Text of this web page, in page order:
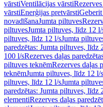
vārstiVentilācijas vārsti
vārstiEnerģijas pretvārsti
novadīšanaJumta piltuves
piltuvesJumta piltuves, līdz 12 l/
piltuves, līdz 12 l/sJumta
paredzētas: Jumta piltuves, līdz
100 l/sRezerves daļas
piltuves teknēmRezerves daļas
teknēmJumta piltuves, līdz 12 l/s
piltuves, līdz 12 l/sJumta
paredzētas: Jumta piltuves, līdz
elementiRezerves daļas